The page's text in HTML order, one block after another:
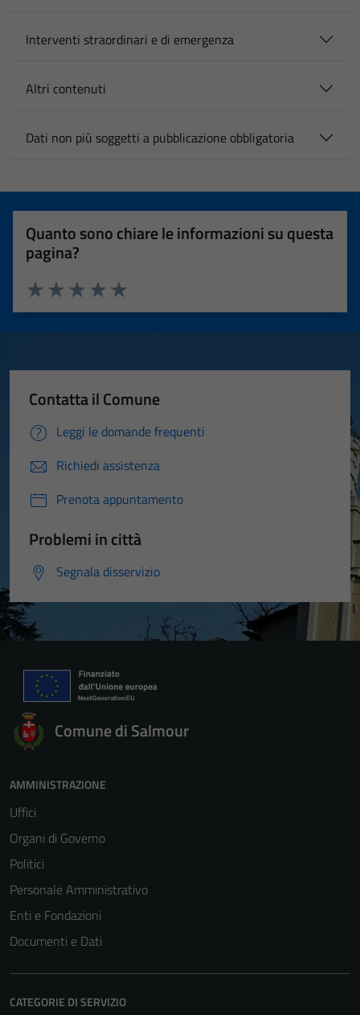
Interventi straordinari e di emergenza
Altri contenuti
Dati non più soggetti a pubblicazione obbligatoria
Quanto sono chiare le informazioni su questa
pagina?
Valuta 5 stelle su 5
Valuta 4 stelle su 5
Valuta 3 stelle su 5
Valuta 2 stelle su 5
Valuta 1 stelle su 5
Contatta il Comune
Leggi le domande frequenti
Richiedi assistenza
Prenota appuntamento
Problemi in città
Segnala disservizio
Comune di Salmour
AMMINISTRAZIONE
Uffici
Organi di Governo
Politici
Personale Amministrativo
Enti e Fondazioni
Documenti e Dati
CATEGORIE DI SERVIZIO